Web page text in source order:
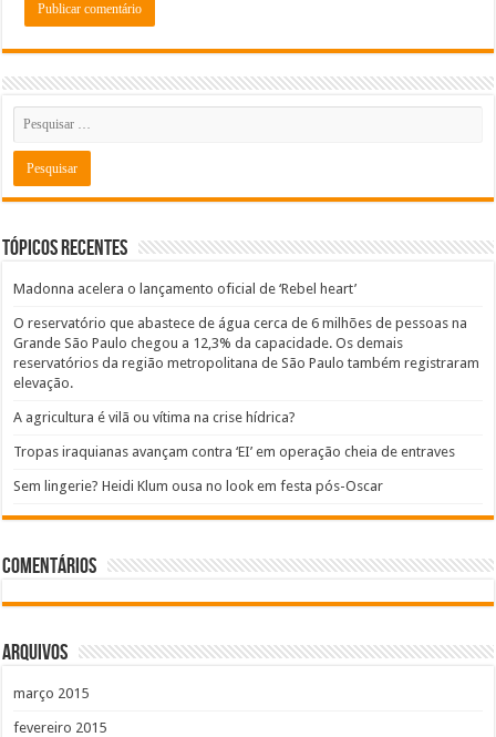
Tópicos recentes
Madonna acelera o lançamento oficial de ‘Rebel heart’
O reservatório que abastece de água cerca de 6 milhões de pessoas na
Grande São Paulo chegou a 12,3% da capacidade. Os demais
reservatórios da região metropolitana de São Paulo também registraram
elevação.
A agricultura é vilã ou vítima na crise hídrica?
Tropas iraquianas avançam contra ‘EI’ em operação cheia de entraves
Sem lingerie? Heidi Klum ousa no look em festa pós-Oscar
Comentários
Arquivos
março 2015
fevereiro 2015